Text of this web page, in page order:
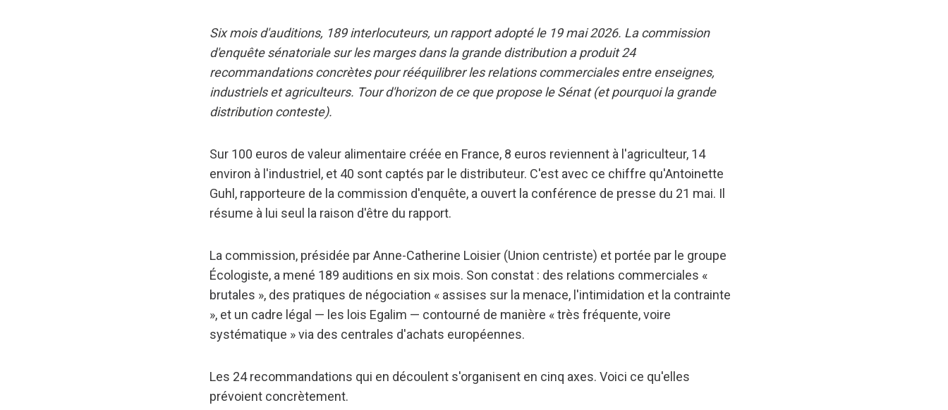
Six mois d'auditions, 189 interlocuteurs, un rapport adopté le 19 mai 2026. La commission
d'enquête sénatoriale sur les marges dans la grande distribution a produit 24
recommandations concrètes pour rééquilibrer les relations commerciales entre enseignes,
industriels et agriculteurs. Tour d'horizon de ce que propose le Sénat (et pourquoi la grande
distribution conteste).
Sur 100 euros de valeur alimentaire créée en France, 8 euros reviennent à l'agriculteur, 14
environ à l'industriel, et 40 sont captés par le distributeur. C'est avec ce chiffre qu'Antoinette
Guhl, rapporteure de la commission d'enquête, a ouvert la conférence de presse du 21 mai. Il
résume à lui seul la raison d'être du rapport.
La commission, présidée par Anne-Catherine Loisier (Union centriste) et portée par le groupe
Écologiste, a mené 189 auditions en six mois. Son constat : des relations commerciales «
brutales », des pratiques de négociation « assises sur la menace, l'intimidation et la contrainte
», et un cadre légal — les lois Egalim — contourné de manière « très fréquente, voire
systématique » via des centrales d'achats européennes.
Les 24 recommandations qui en découlent s'organisent en cinq axes. Voici ce qu'elles
prévoient concrètement.